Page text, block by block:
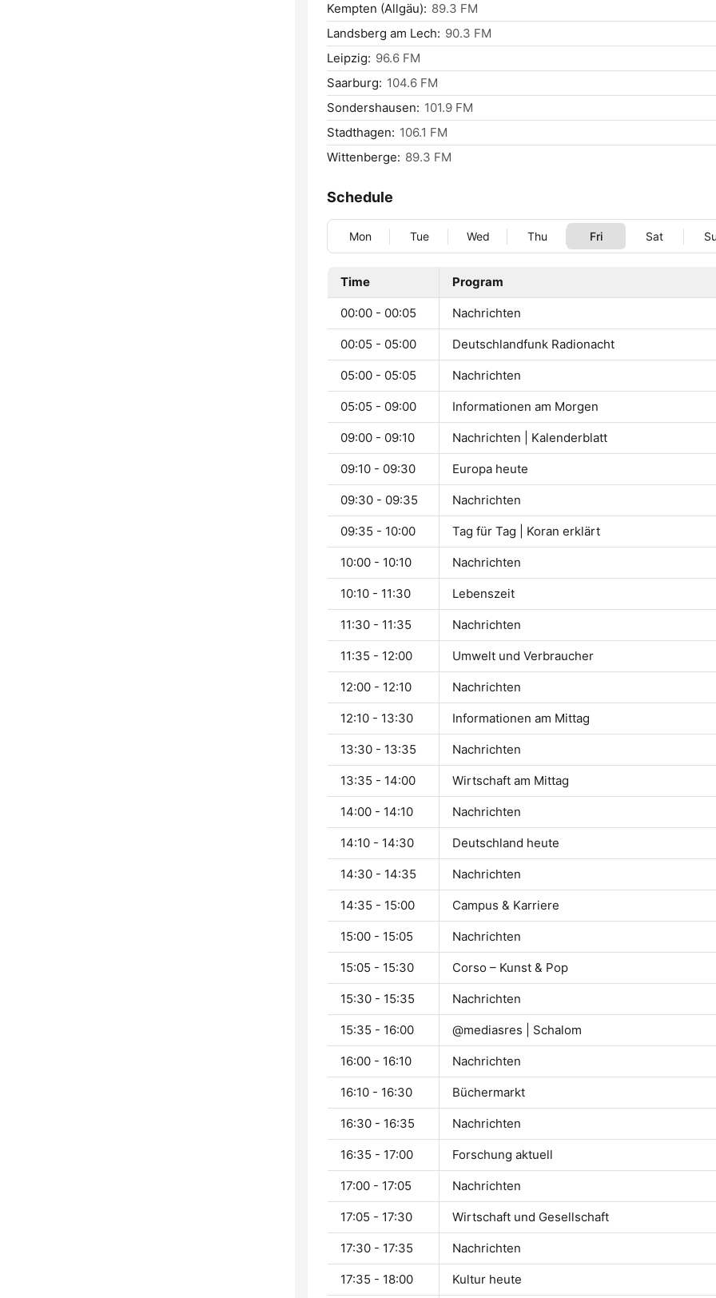
Kempten (Allgäu): 89.3 FM
Landsberg am Lech: 90.3 FM
Leipzig: 96.6 FM
Saarburg: 104.6 FM
Sondershausen: 101.9 FM
Stadthagen: 106.1 FM
Wittenberge: 89.3 FM
Schedule
Mon Tue Wed Thu Fri Sat
Time Program
00:00 - 00:05 Nachrichten
00:05 - 05:00 Deutschlandfunk Radionacht
05:00 - 05:05 Nachrichten
05:05 - 09:00 Informationen am Morgen
09:00 - 09:10 Nachrichten | Kalenderblatt
09:10 - 09:30 Europa heute
09:30 - 09:35 Nachrichten
09:35 - 10:00 Tag für Tag | Koran erklärt
10:00 - 10:10 Nachrichten
10:10 - 11:30 Lebenszeit
11:30 - 11:35 Nachrichten
11:35 - 12:00 Umwelt und Verbraucher
12:00 - 12:10 Nachrichten
12:10 - 13:30 Informationen am Mittag
13:30 - 13:35 Nachrichten
13:35 - 14:00 Wirtschaft am Mittag
14:00 - 14:10 Nachrichten
14:10 - 14:30 Deutschland heute
14:30 - 14:35 Nachrichten
14:35 - 15:00 Campus & Karriere
15:00 - 15:05 Nachrichten
15:05 - 15:30 Corso – Kunst & Pop
15:30 - 15:35 Nachrichten
15:35 - 16:00 @mediasres | Schalom
16:00 - 16:10 Nachrichten
16:10 - 16:30 Büchermarkt
16:30 - 16:35 Nachrichten
16:35 - 17:00 Forschung aktuell
17:00 - 17:05 Nachrichten
17:05 - 17:30 Wirtschaft und Gesellschaft
17:30 - 17:35 Nachrichten
17:35 - 18:00 Kultur heute